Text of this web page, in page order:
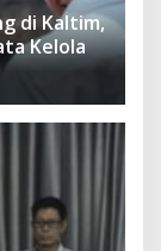
di Kaltim,
Kelola